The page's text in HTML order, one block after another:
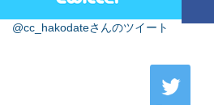
@cc_hakodateさんのツイート